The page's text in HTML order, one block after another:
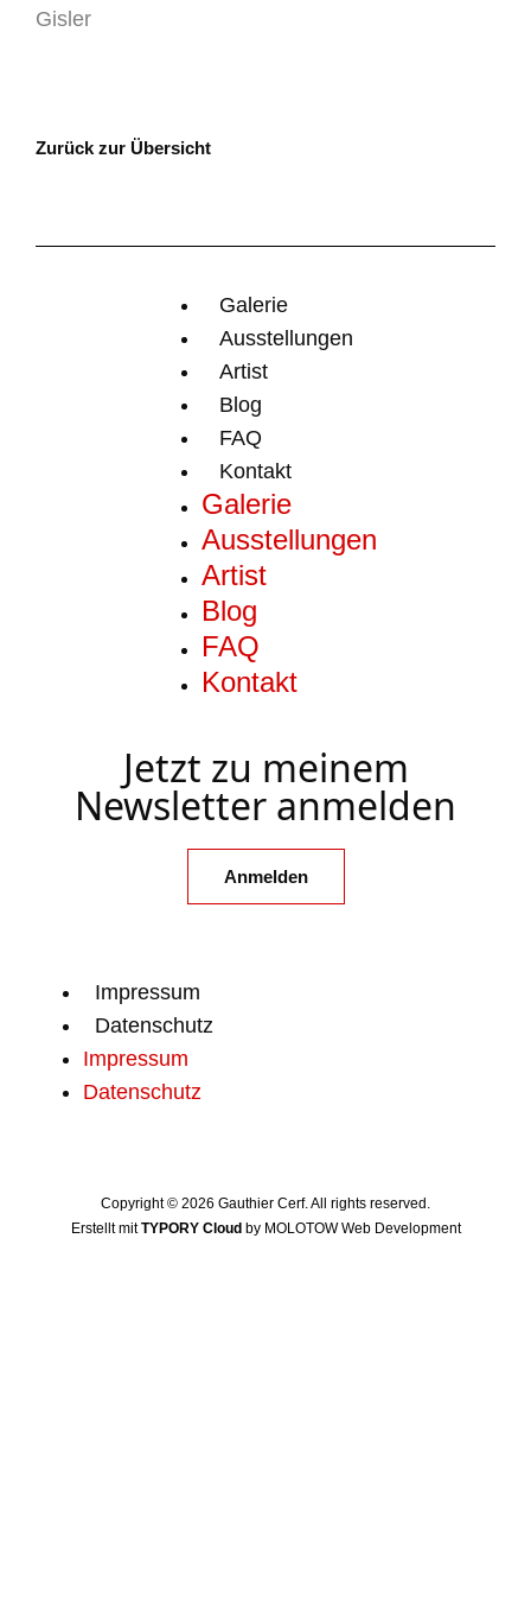
Gisler
Zurück zur Übersicht
Galerie
Ausstellungen
Artist
Blog
FAQ
Kontakt
Galerie
Ausstellungen
Artist
Blog
FAQ
Kontakt
Jetzt zu meinem
Newsletter anmelden
Anmelden
Impressum
Datenschutz
Impressum
Datenschutz
Copyright © 2026 Gauthier Cerf. All rights reserved.
Erstellt mitTYPORY Cloud by MOLOTOW Web Development